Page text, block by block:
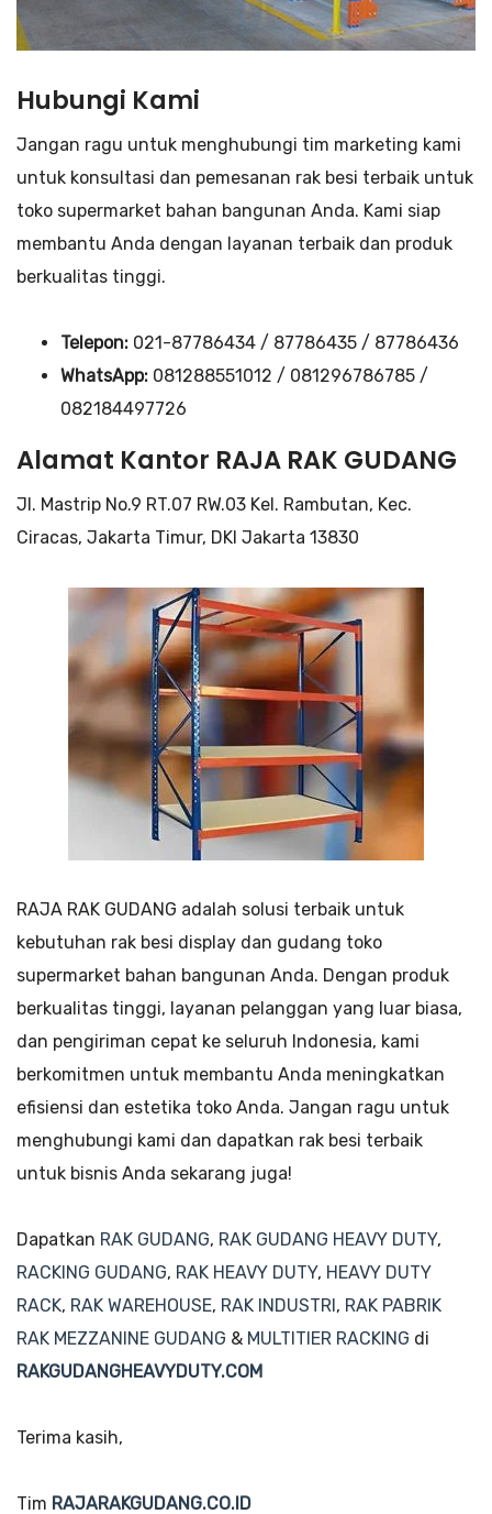
Hubungi Kami
Jangan ragu untuk menghubungi tim marketing kami
untuk konsultasi dan pemesanan rak besi terbaik untuk
toko supermarket bahan bangunan Anda. Kami siap
membantu Anda dengan layanan terbaik dan produk
berkualitas tinggi.
Telepon: 021-87786434 / 87786435 / 87786436
WhatsApp: 081288551012 / 081296786785 /
082184497726
Alamat Kantor RAJA RAK GUDANG
Jl. Mastrip No.9 RT.07 RW.03 Kel. Rambutan, Kec.
Ciracas, Jakarta Timur, DKI Jakarta 13830
RAJA RAK GUDANG adalah solusi terbaik untuk
kebutuhan rak besi display dan gudang toko
supermarket bahan bangunan Anda. Dengan produk
berkualitas tinggi, layanan pelanggan yang luar biasa,
dan pengiriman cepat ke seluruh Indonesia, kami
berkomitmen untuk membantu Anda meningkatkan
efisiensi dan estetika toko Anda. Jangan ragu untuk
menghubungi kami dan dapatkan rak besi terbaik
untuk bisnis Anda sekarang juga!
Dapatkan RAK GUDANG, RAK GUDANG HEAVY DUTY,
RACKING GUDANG, RAK HEAVY DUTY, HEAVY DUTY
RACK, RAK WAREHOUSE, RAK INDUSTRI, RAK PABRIK
RAK MEZZANINE GUDANG & MULTITIER RACKING di
RAKGUDANGHEAVYDUTY.COM
Terima kasih,
Tim RAJARAKGUDANG.CO.ID